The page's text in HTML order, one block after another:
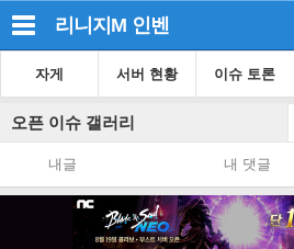
리니지M 인벤
자게 서버 현황 이슈 토론
오픈 이슈 갤러리
내글 내 댓글